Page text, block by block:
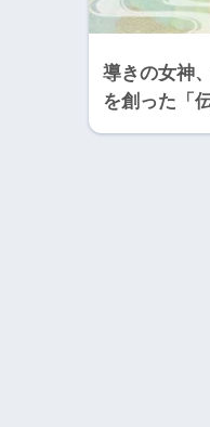
導きの女神
を創った「